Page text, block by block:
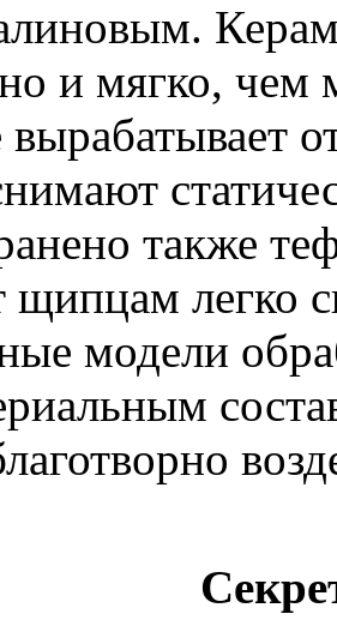
и мягко, чем
также
щипцам легко
модели